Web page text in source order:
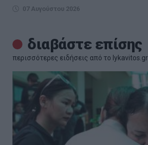
07 Αυγούστου 2026
διαβάστε επίσης
περισσότερες ειδήσεις από το lykavitos.gr